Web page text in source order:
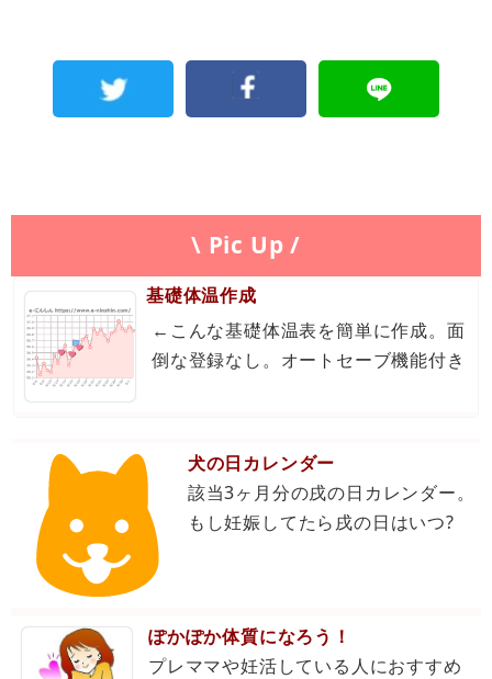
\ Pic Up /
基礎体温作成
←こんな基礎体温表を簡単に作成。面
倒な登録なし。オートセーブ機能付き
犬の日カレンダー
該当3ヶ月分の戌の日カレンダー。
もし妊娠してたら戌の日はいつ?
ぽかぽか体質になろう！
プレママや妊活している人におすすめ